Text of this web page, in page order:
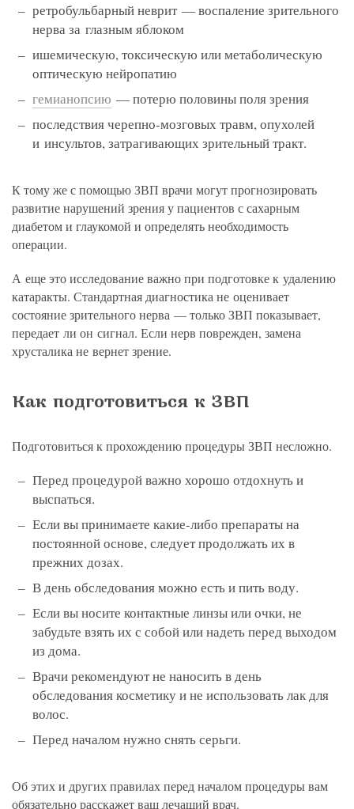
ретробульбарный неврит — воспаление зрительного
нерва за глазным яблоком
ишемическую, токсическую или метаболическую
оптическую нейропатию
гемианопсию — потерю половины поля зрения
последствия черепно-мозговых травм, опухолей
и инсультов, затрагивающих зрительный тракт.
К тому же с помощью ЗВП врачи могут прогнозировать
развитие нарушений зрения у пациентов с сахарным
диабетом и глаукомой и определять необходимость
операции.
А еще это исследование важно при подготовке к удалению
катаракты. Стандартная диагностика не оценивает
состояние зрительного нерва — только ЗВП показывает,
передает ли он сигнал. Если нерв поврежден, замена
хрусталика не вернет зрение.
Как подготовиться к ЗВП
Подготовиться к прохождению процедуры ЗВП несложно.
Перед процедурой важно хорошо отдохнуть и
выспаться.
Если вы принимаете какие-либо препараты на
постоянной основе, следует продолжать их в
прежних дозах.
В день обследования можно есть и пить воду.
Если вы носите контактные линзы или очки, не
забудьте взять их с собой или надеть перед выходом
из дома.
Врачи рекомендуют не наносить в день
обследования косметику и не использовать лак для
волос.
Перед началом нужно снять серьги.
Об этих и других правилах перед началом процедуры вам
обязательно расскажет ваш лечащий врач.